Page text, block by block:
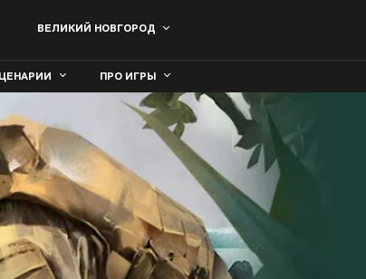
ВЕЛИКИЙ НОВГОРОД
ПРО ИГРЫ